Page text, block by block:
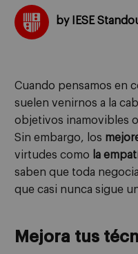
by IESE
Cuando pensamos en
suelen venirnos a la
objetivos inamovibles
Sin embargo, los
virtudes como la
saben que toda
que casi nunca sigue
Mejora tus